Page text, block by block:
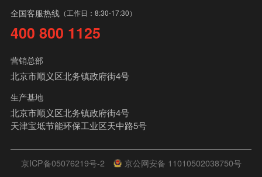
全国客服热线（工作日：8:30-17:30）
400 800 1125
营销总部
北京市顺义区北务镇政府街4号
生产基地
北京市顺义区北务镇政府街4号
天津宝坻节能环保工业区天中路5号
京ICP备05076219号-2 京公网安备 11010502038750号